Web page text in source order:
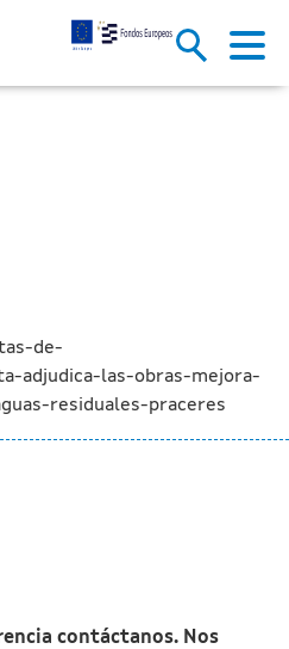
las obras de
de-
adjudica-las-obras-mejora-
residuales-praceres
contáctanos. Nos